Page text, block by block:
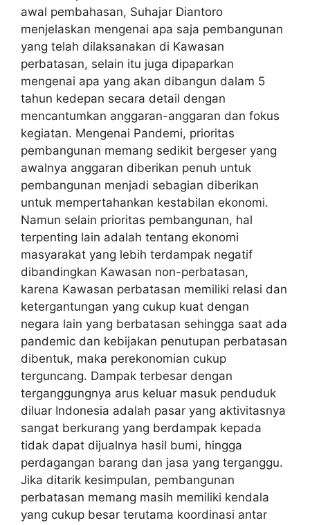
awal pembahasan, Suhajar Diantoro
menjelaskan mengenai apa saja pembangunan
yang telah dilaksanakan di Kawasan
perbatasan, selain itu juga dipaparkan
mengenai apa yang akan dibangun dalam 5
tahun kedepan secara detail dengan
mencantumkan anggaran-anggaran dan fokus
kegiatan. Mengenai Pandemi, prioritas
pembangunan memang sedikit bergeser yang
awalnya anggaran diberikan penuh untuk
pembangunan menjadi sebagian diberikan
untuk mempertahankan kestabilan ekonomi.
Namun selain prioritas pembangunan, hal
terpenting lain adalah tentang ekonomi
masyarakat yang lebih terdampak negatif
dibandingkan Kawasan non-perbatasan,
karena Kawasan perbatasan memiliki relasi dan
ketergantungan yang cukup kuat dengan
negara lain yang berbatasan sehingga saat ada
pandemic dan kebijakan penutupan perbatasan
dibentuk, maka perekonomian cukup
terguncang. Dampak terbesar dengan
terganggungnya arus keluar masuk penduduk
diluar Indonesia adalah pasar yang aktivitasnya
sangat berkurang yang berdampak kepada
tidak dapat dijualnya hasil bumi, hingga
perdagangan barang dan jasa yang terganggu.
Jika ditarik kesimpulan, pembangunan
perbatasan memang masih memiliki kendala
yang cukup besar terutama koordinasi antar